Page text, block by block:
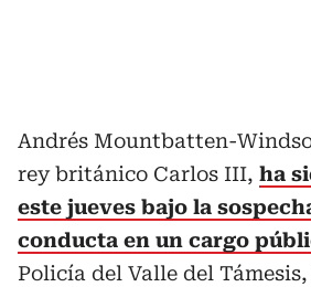
Andrés Mountbatten-
rey británico Carlos III, ha
este jueves bajo la
conducta en un cargo
Policía del Valle del